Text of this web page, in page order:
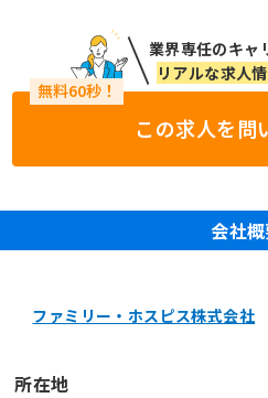
業界専任のキャ
リアルな求人
この求人を問
会社
ファミリー・ホスピス株式会社
所在地